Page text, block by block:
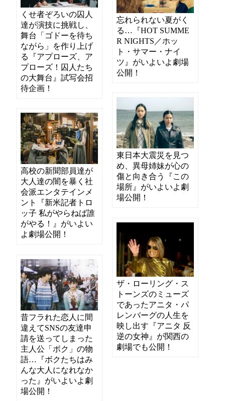
くせ者ぞろいの囚人
達が演技に挑戦し、
舞台「ゴドーを待ち
ながら」を作り上げ
る『アプローズ、ア
プローズ！囚人たち
の大舞台』試写会招
待企画！
忘れられない夏がく
る…『HOT SUMME
R NIGHTS／ホッ
ト・サマー・ナイ
ツ』がいよいよ劇場
公開！
東日本大震災を見つ
め、異母姉妹が心の
傷と向き合う『この
場所』がいよいよ劇
場公開！
高校の新聞部員達が
大人達の闇を暴く社
会派エンタテインメ
ント『新米記者トロ
ッ子 私がやらねば誰
がやる！』がいよい
よ劇場公開！
ザ・ローリング・ス
トーンズのミューズ
であったアニタ・パ
レンバーグの人生を
映し出す『アニタ 反
逆の女神』が関西の
劇場でも公開！
昔フラれた恋人に間
違えてSNSの友達申
請を送ってしまった
主人公「ボク」の物
語…『ボクたちはみ
んな大人になれなか
った』がいよいよ劇
場公開！